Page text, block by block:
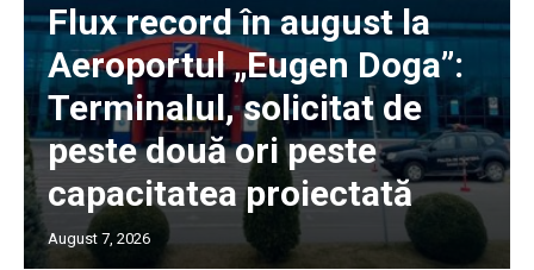
Flux record în august la
Aeroportul „Eugen Doga”:
Terminalul, solicitat de
peste două ori peste
capacitatea proiectată
August 7, 2026